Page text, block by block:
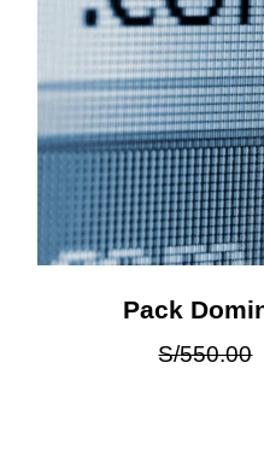
Pack
S/550.00